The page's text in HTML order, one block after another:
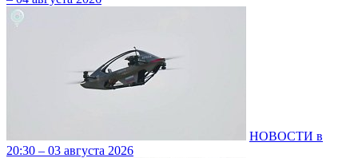
НОВОСТИ в
20:30 – 03 августа 2026